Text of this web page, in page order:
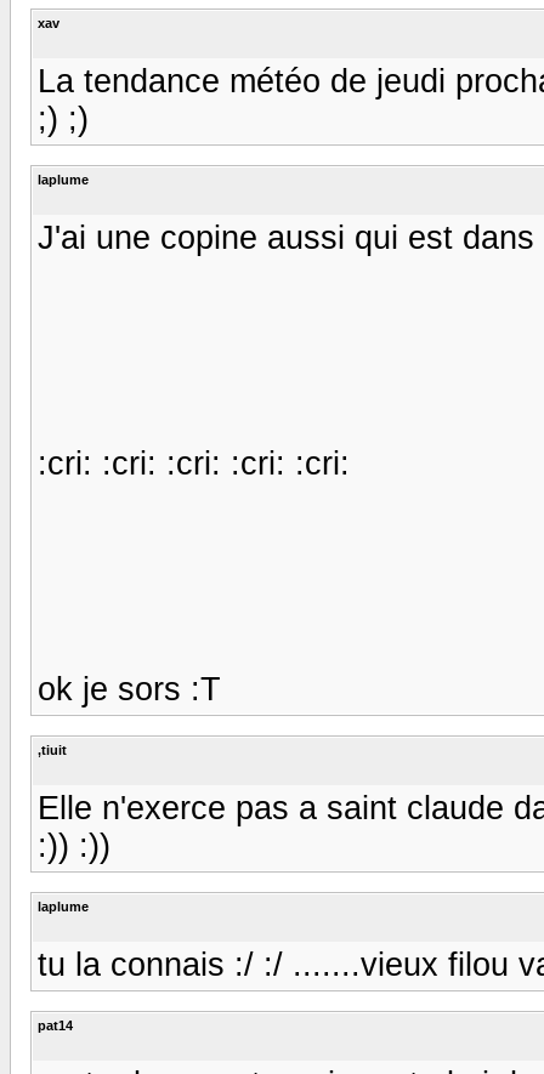
xav
La tendance météo de jeudi
;) ;)
laplume
J'ai une copine aussi qui est
:cri: :cri: :cri: :cri: :cri:
ok je sors :T
,tiuit
Elle n'exerce pas a saint claude
:)) :))
laplume
tu la connais :/ :/ .......vieux filou
pat14